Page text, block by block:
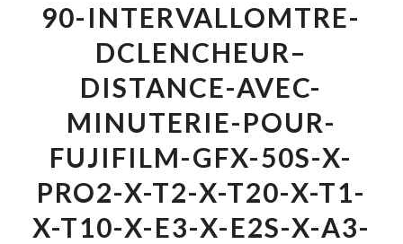
90-INTERVALLOMTRE-
DCLENCHEUR–
DISTANCE-AVEC-
MINUTERIE-POUR-
FUJIFILM-GFX-50S-X-
PRO2-X-T2-X-T20-X-T1-
X-T10-X-E3-X-E2S-X-A3-